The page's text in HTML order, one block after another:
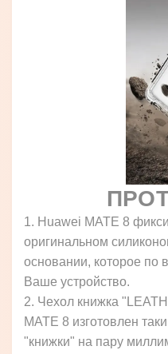
1. Huawei MATE 8
оригинальном
основании, которое по
Ваше устройство.
2. Чехол книжка
MATE 8 изготовлен
"книжки" на пару